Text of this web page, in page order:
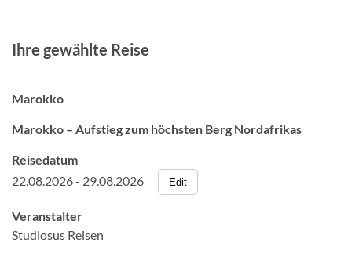
Ihre gewählte Reise
Marokko
Marokko – Aufstieg zum höchsten Berg Nordafrikas
Reisedatum
22.08.2026 - 29.08.2026
Edit
Veranstalter
Studiosus Reisen